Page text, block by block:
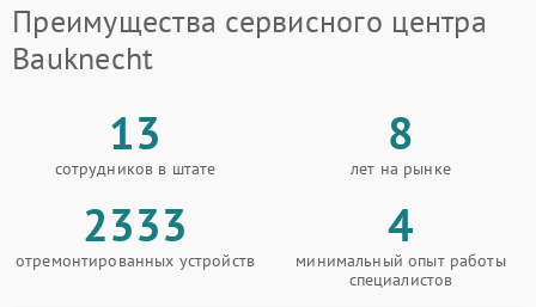
Преимущества сервисного центра
Bauknecht
13
сотрудников в штате
8
лет на рынке
2333
отремонтированных устройств
4
минимальный опыт работы
специалистов